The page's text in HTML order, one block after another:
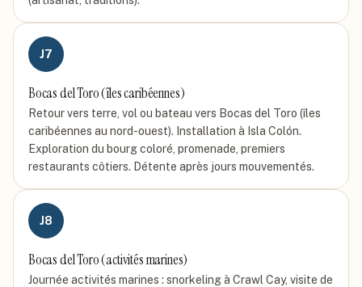
J7
Bocas del Toro (îles caribéennes)
Retour vers terre, vol ou bateau vers Bocas del Toro (îles
caribéennes au nord-ouest). Installation à Isla Colón.
Exploration du bourg coloré, promenade, premiers
restaurants côtiers. Détente après jours mouvementés.
J8
Bocas del Toro (activités marines)
Journée activités marines : snorkeling à Crawl Cay, visite de